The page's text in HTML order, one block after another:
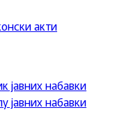
акти
јавних набавки
јавних набавки